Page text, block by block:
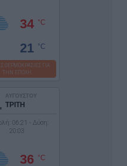
34 °C
21 °C
ΘΕΡΜΟΚΡΑΣΙΕΣ ΓΙΑ
ΤΗΝ ΕΠΟΧΗ
ΑΥΓΟΥΣΤΟΥ
ΤΡΙΤΗ
06:21 - Δύση:
20:03
36 °C